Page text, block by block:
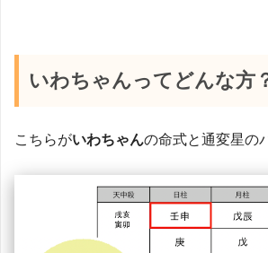
いわちゃんってどんな方
こちらがいわちゃんの命式と通変星の